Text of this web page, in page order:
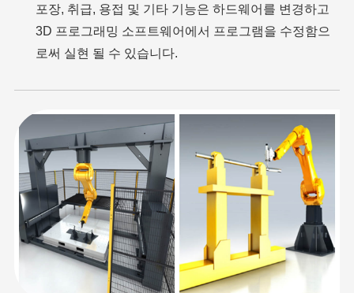
포장, 취급, 용접 및 기타 기능은 하드웨어를 변경하고
3D 프로그래밍 소프트웨어에서 프로그램을 수정함으
로써 실현 될 수 있습니다.